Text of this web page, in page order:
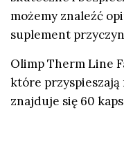
możemy znaleźć
suplement
Olimp Therm Line
które przyspieszają
znajduje się 60